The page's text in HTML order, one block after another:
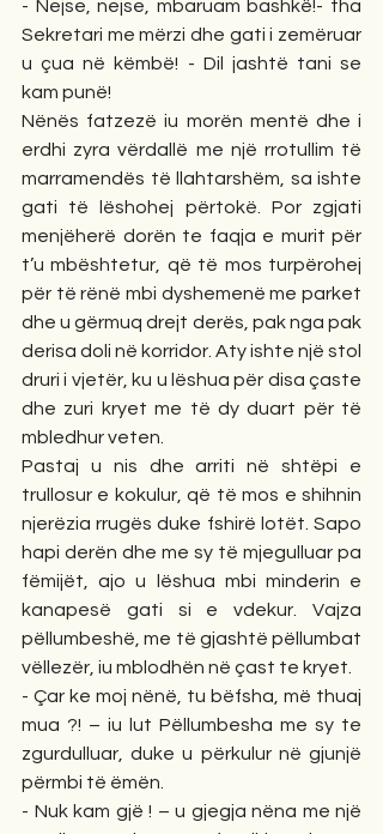
- Nejse, nejse, mbaruam bashkë!- tha
Sekretari me mërzi dhe gati i zemëruar
u çua në këmbë! - Dil jashtë tani se
kam punë!
Nënës fatzezë iu morën mentë dhe i
erdhi zyra vërdallë me një rrotullim të
marramendës të llahtarshëm, sa ishte
gati të lëshohej përtokë. Por zgjati
menjëherë dorën te faqja e murit për
t’u mbështetur, që të mos turpërohej
për të rënë mbi dyshemenë me parket
dhe u gërmuq drejt derës, pak nga pak
derisa doli në korridor. Aty ishte një stol
druri i vjetër, ku u lëshua për disa çaste
dhe zuri kryet me të dy duart për të
mbledhur veten.
Pastaj u nis dhe arriti në shtëpi e
trullosur e kokulur, që të mos e shihnin
njerëzia rrugës duke fshirë lotët. Sapo
hapi derën dhe me sy të mjegulluar pa
fëmijët, ajo u lëshua mbi minderin e
kanapesë gati si e vdekur. Vajza
pëllumbeshë, me të gjashtë pëllumbat
vëllezër, iu mblodhën në çast te kryet.
- Çar ke moj nënë, tu bëfsha, më thuaj
mua ?! – iu lut Pëllumbesha me sy te
zgurdulluar, duke u përkulur në gjunjë
përmbi të ëmën.
- Nuk kam gjë ! – u gjegja nëna me një